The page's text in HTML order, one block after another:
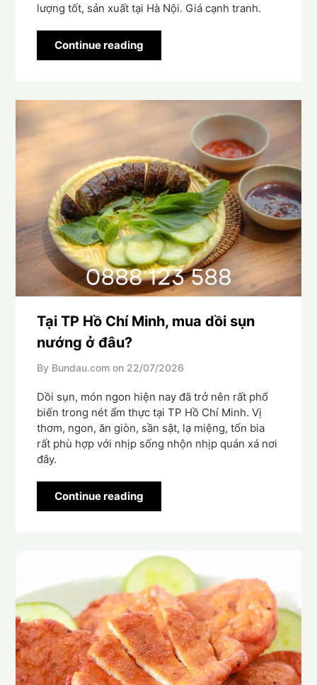
lượng tốt, sản xuất tại Hà Nội. Giá cạnh tranh.
Continue reading
Tại TP Hồ Chí Minh, mua dồi sụn
nướng ở đâu?
By Bundau.com on 22/07/2026
Dồi sụn, món ngon hiện nay đã trở nên rất phổ
biến trong nét ẩm thực tại TP Hồ Chí Minh. Vị
thơm, ngon, ăn giòn, sần sật, lạ miệng, tốn bia
rất phù hợp với nhịp sống nhộn nhịp quán xá nơi
đây.
Continue reading